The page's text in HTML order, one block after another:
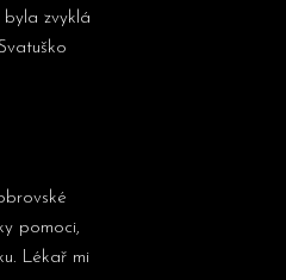
byla zvyklá
pomoci,
Lékař mi